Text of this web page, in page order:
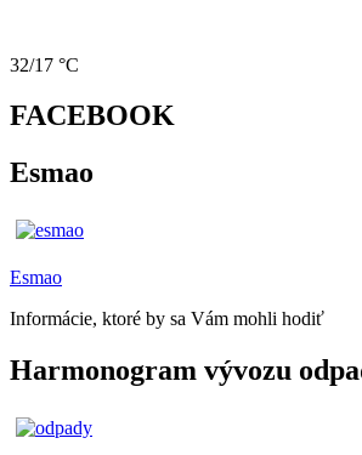
32/17 °C
FACEBOOK
Esmao
Esmao
Informácie, ktoré by sa Vám mohli hodiť
Harmonogram vývozu